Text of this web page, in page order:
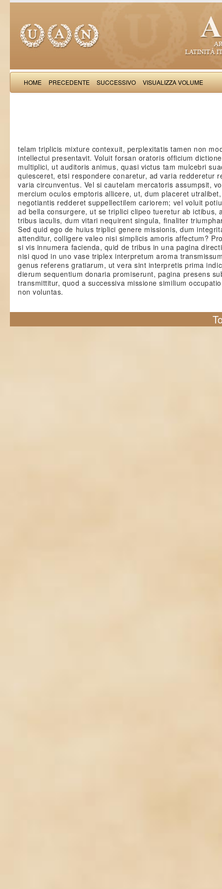
HOME PRECEDENTE SUCCESSIVO VISUALIZZA VOLUME
telam triplicis mixture contexuit, perplexitatis tamen non
intellectui presentavit. Voluit forsan oratoris officium
multiplici, ut auditoris animus, quasi victus tam mulcebri
quiesceret, etsi respondere conaretur, ad varia redderetur
varia circunventus. Vel si cautelam mercatoris assumpsit,
mercium oculos emptoris allicere, ut, dum placeret utralibet,
negotiantis redderet suppellectilem cariorem; vel voluit
ad bella consurgere, ut se triplici clipeo tueretur ab ictibus,
tribus iaculis, dum vitari nequirent singula, finaliter
Sed quid ego de huius triplici genere missionis, dum
attenditur, colligere valeo nisi simplicis amoris affectum?
si vis innumera facienda, quid de tribus in una pagina
nisi quod in uno vase triplex interpretum aroma
genus referens gratiarum, ut vera sint interpretis prima
dierum sequentium donaria promiserunt, pagina presens
transmittitur, quod a successiva missione similium
non voluntas.